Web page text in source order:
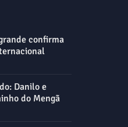
confirma
Danilo e
do Mengã